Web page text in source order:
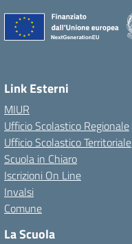
Link Esterni
MIUR
Ufficio Scolastico Regionale
Ufficio Scolastico Territoriale
Scuola in Chiaro
Iscrizioni On Line
Invalsi
Comune
La Scuola